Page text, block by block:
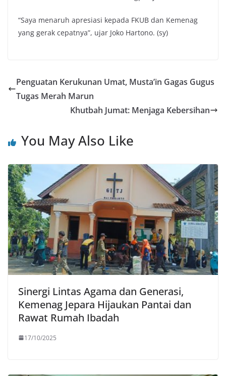
“Saya menaruh apresiasi kepada FKUB dan Kemenag
yang gerak cepatnya”, ujar Joko Hartono. (sy)
Penguatan Kerukunan Umat, Musta’in Gagas Gugus
Tugas Merah Marun
Khutbah Jumat: Menjaga Kebersihan
You May Also Like
Sinergi Lintas Agama dan Generasi,
Kemenag Jepara Hijaukan Pantai dan
Rawat Rumah Ibadah
17/10/2025